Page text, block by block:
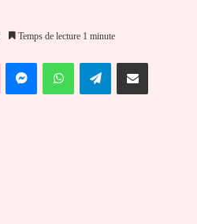
Temps de lecture 1 minute
PinterestMessengerWhatsAppTelegramPartager par email